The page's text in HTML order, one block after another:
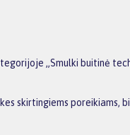
„Smulki buitinė
skirtingiems